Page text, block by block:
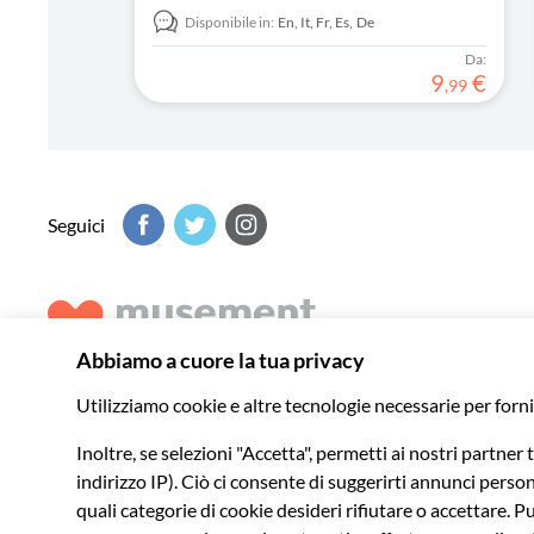
leggende locali.
Disponibile in: En, It, Fr, Es, De
Da:
9,99 €
Seguici
indimenticabili in tutto il mondo